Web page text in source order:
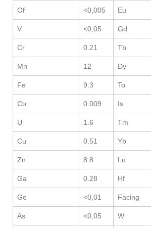
Of <0,005 Eu
V <0,05 Gd
Cr 0.21 Tb
Mn 12 Dy
Fe 9.3 To
Co 0.009 Is
U 1.6 Tm
Cu 0.51 Yb
Zn 8.8 Lu
Ga 0.28 Hf
Ge <0,01 Facing
As <0,05 W